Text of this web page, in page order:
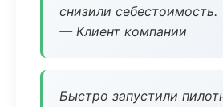
снизили себестоимость.
— Клиент компании
Быстро запустили